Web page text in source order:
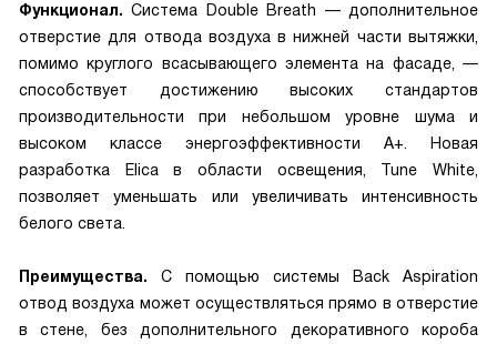
Функционал. Система Double Breath — дополнительное
отверстие для отвода воздуха в нижней части вытяжки,
помимо круглого всасывающего элемента на фасаде, —
способствует достижению высоких стандартов
производительности при небольшом уровне шума и
высоком классе энергоэффективности А+. Новая
разработка Elica в области освещения, Tune White,
позволяет уменьшать или увеличивать интенсивность
белого света.
Преимущества. С помощью системы Back Aspiration
отвод воздуха может осуществляться прямо в отверстие
в стене, без дополнительного декоративного короба